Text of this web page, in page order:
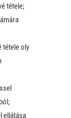
tétele;
tétele oly
ellátása